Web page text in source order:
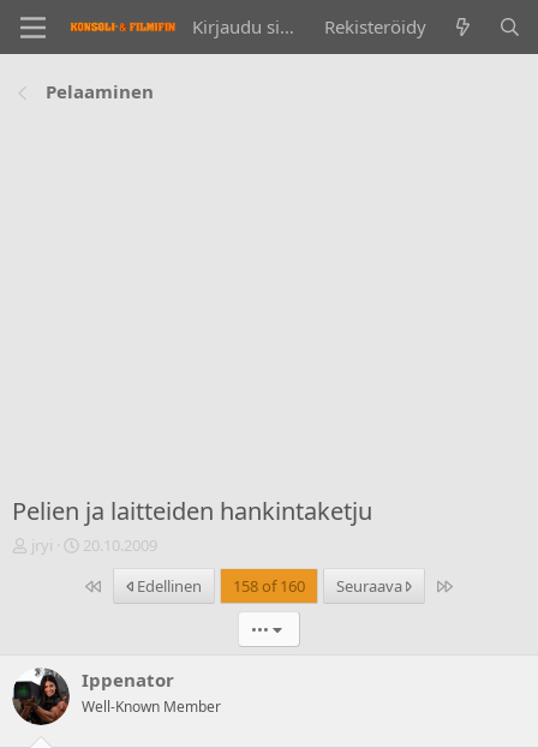
Kirjaudu sisään Rekisteröidy
Pelaaminen
Pelien ja laitteiden hankintaketju
V
k
e
t
jryi
A
o
s
p
ä
20.10.2009
Ensimmäinen
Edellinen 158 of 160 Seuraava Last
•••
Ippenator
Well-Known Member